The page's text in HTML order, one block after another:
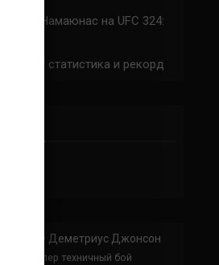
— Намаюнас на UFC 324:
324: статистика и рекорд
Круз — Деметриус Джонсон
этот супер техничный бой